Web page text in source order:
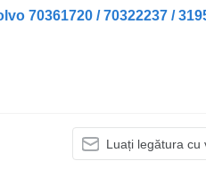
70361720 / 70322237 /
Luați legătura cu